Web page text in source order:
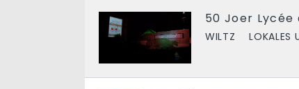
50 Joer Lycée
WILTZ LOKALES